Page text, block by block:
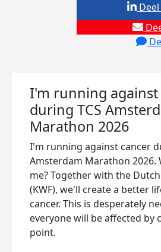
I'm running against
during TCS
Marathon 2026
I'm running against cancer
Amsterdam Marathon 2026.
me? Together with the
(KWF), we'll create a better
cancer. This is desperately
everyone will be affected by
point.